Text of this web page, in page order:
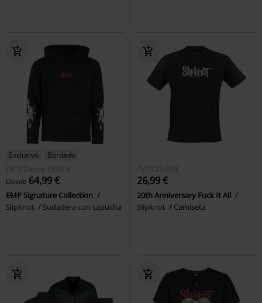
Exclusivo
Bordado
PVPR
Desde 75,99 €
Desde 64,99 €
EMP Signature Collection
Slipknot
Sudadera con capucha
PVPR 29,99 €
26,99 €
20th Anniversary Fuck It All
Slipknot
Camiseta